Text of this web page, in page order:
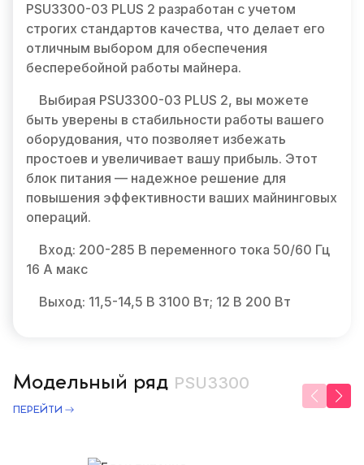
PSU3300-03 PLUS 2 разработан с учетом
строгих стандартов качества, что делает его
отличным выбором для обеспечения
бесперебойной работы майнера.
Выбирая PSU3300-03 PLUS 2, вы можете
быть уверены в стабильности работы вашего
оборудования, что позволяет избежать
простоев и увеличивает вашу прибыль. Этот
блок питания — надежное решение для
повышения эффективности ваших майнинговых
операций.
Вход: 200-285 В переменного тока 50/60 Гц
16 А макс
Выход: 11,5-14,5 В 3100 Вт; 12 В 200 Вт
Модельный ряд PSU3300
ПЕРЕЙТИ